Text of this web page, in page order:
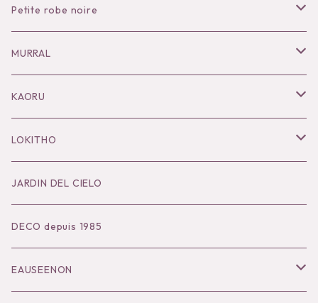
Petite robe noire
Necklace
Pierce
Bracelet／Bangle
Ring
Brooch
Hair Accessories
MURRAL
Outer
Tops
Bottoms
Dress
Accessories
KAORU
Necklace
Pierce
Ear Cuff
Bangle
LOKITHO
Tops
Bottoms
Dress
JARDIN DEL CIELO
DECO depuis 1985
EAUSEENON